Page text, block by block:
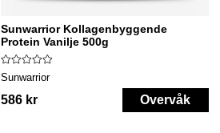
Sunwarrior Kollagenbyggende
Protein Vanilje 500g
Sunwarrior
586 kr Overvåk